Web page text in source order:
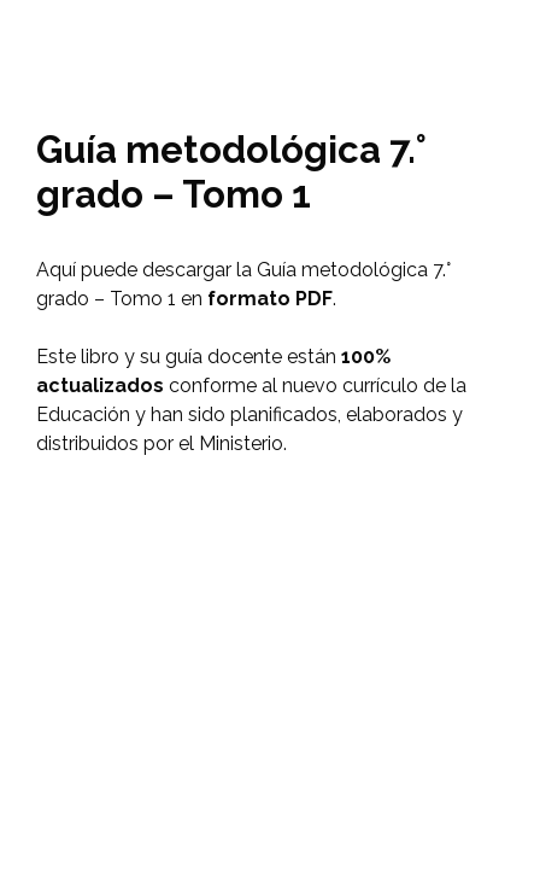
Guía metodológica 7.°
grado – Tomo 1
Aquí puede descargar la Guía metodológica 7.°
grado – Tomo 1 en formato PDF.
Este libro y su guía docente están 100%
actualizados conforme al nuevo currículo de la
Educación y han sido planificados, elaborados y
distribuidos por el Ministerio.